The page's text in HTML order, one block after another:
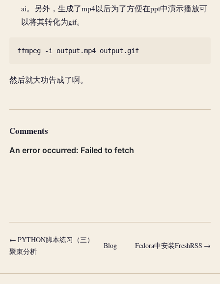
ai。另外，生成了mp4以后为了方便在ppt中演示播放可
以将其转化为gif。
ffmpeg -i output.mp4 output.gif
然后就大功告成了啊。
Comments
← PYTHON脚本练习（三）
聚束分析
Blog Fedora中安装FreshRSS →